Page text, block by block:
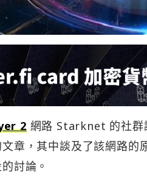
2網路 Starknet 的社群
章，其中談及了該網路的
討論。